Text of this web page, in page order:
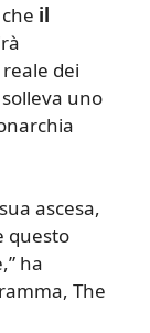
il
dei
uno
ascesa,
questo
ha
The